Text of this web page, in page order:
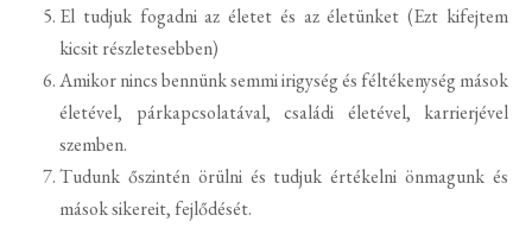
El tudjuk fogadni az életet és az életünket (Ezt kifejtem
kicsit részletesebben)
Amikor nincs bennünk semmi irigység és féltékenység mások
életével, párkapcsolatával, családi életével, karrierjével
szemben.
Tudunk őszintén örülni és tudjuk értékelni önmagunk és
mások sikereit, fejlődését.